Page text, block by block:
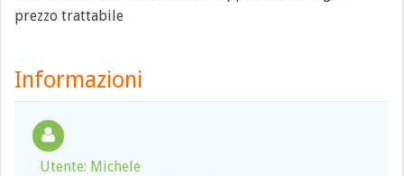
prezzo trattabile
Informazioni
Utente: Michele